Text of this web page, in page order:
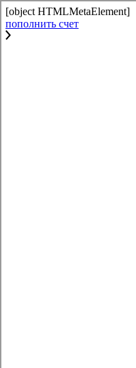
[object HTMLMetaElement]
пополнить счет